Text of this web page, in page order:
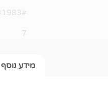
7
מידע נוסף